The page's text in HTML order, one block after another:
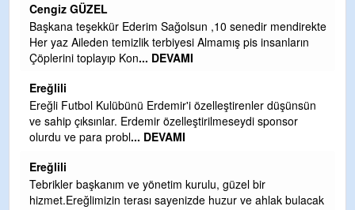
mendirekte
düşünsün
bulacak
CEVDET YILMAZ
GULDERE DERE ÇALIŞMALARI, SEKIZ YIL ÖNCE
TARAFINDAN BAŞLATILDI, ETRASFINDA
OLMAYAN KISIMLARA DUVARLAR
Şaban yavuz
Mekanı cennet olsun kederli ailesine Rabbim Sabri
ihsan eylesin
Günaydın hayırlı sabahlar dilerim